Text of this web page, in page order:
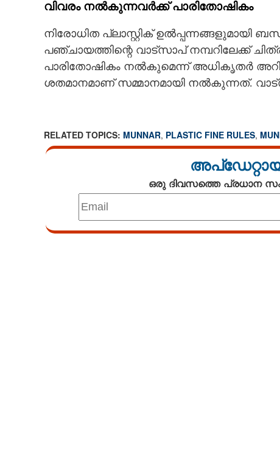
വിവരം നൽകുന്നവർക്ക് പാരിതോഷികം
നിരോധിത പ്ലാസ്റ്റിക് ഉൽപ്പന്നങ്ങളുമായി
പഞ്ചായത്തിന്റെ വാട്‌സാപ് നമ്പറിലേക്ക്
പാരിതോഷികം നൽകുമെന്ന് അധികൃതർ
ശതമാനമാണ് സമ്മാനമായി നൽകുന്നത്.
RELATED TOPICS: MUNNAR, PLASTIC FINE RULES,
ഒരു ദിവസത്തെ പ്രധാന